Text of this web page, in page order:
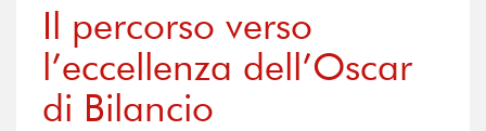
Il percorso verso
l’eccellenza dell’Oscar
di Bilancio